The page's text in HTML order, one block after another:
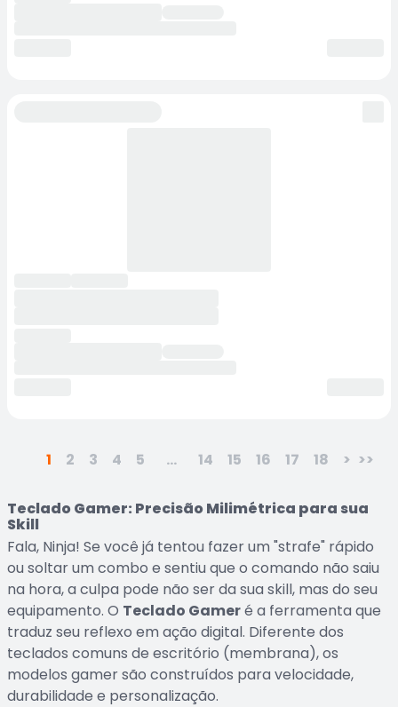
1 2 3 4 5 ... 14 15 16 17 18 > >>
Teclado Gamer: Precisão Milimétrica para sua
Skill
Fala, Ninja! Se você já tentou fazer um "strafe" rápido
ou soltar um combo e sentiu que o comando não saiu
na hora, a culpa pode não ser da sua skill, mas do seu
equipamento. O Teclado Gameré a ferramenta que
traduz seu reflexo em ação digital. Diferente dos
teclados comuns de escritório (membrana), os
modelos gamer são construídos para velocidade,
durabilidade e personalização.